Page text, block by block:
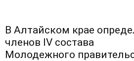
В Алтайском крае
членов IV состава
Молодежного